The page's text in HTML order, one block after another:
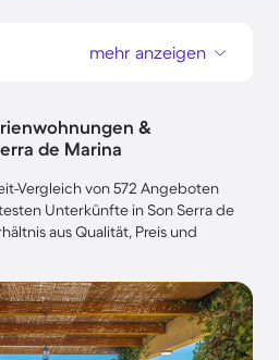
mehr anzeigen
&
de Marina
Vergleich von 572 Angeboten
Unterkünfte in Son Serra de
aus Qualität, Preis und